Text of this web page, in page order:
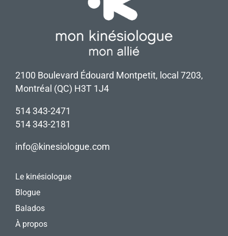
2100 Boulevard Édouard Montpetit, local 7203,
Montréal (QC) H3T 1J4
514 343-2471
514 343-2181
info@kinesiologue.com
Le kinésiologue
Blogue
Balados
À propos